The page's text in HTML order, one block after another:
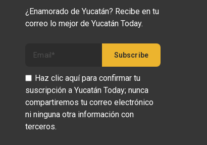
¿Enamorado de Yucatán? Recibe en tu
correo lo mejor de Yucatán Today.
Haz clic aquí para confirmar tu
suscripción a Yucatán Today; nunca
compartiremos tu correo electrónico
ni ninguna otra información con
terceros.